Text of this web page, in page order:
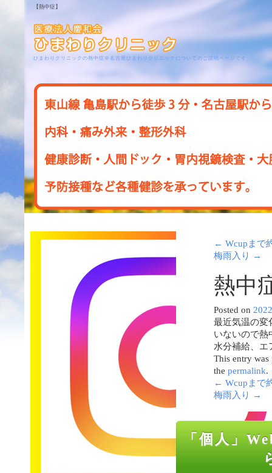
【熱中症】
ひまわりクリニックの熱中症＠名古屋ひまわりクリニックについてのご説明ページです
← Wcupまで
梅雨入り
→
熱中
Posted on
最近気温の変
いないので熱
水分補給、エ
This entry
the permalink.
← Wcupまで
梅雨入り
→
「個人」